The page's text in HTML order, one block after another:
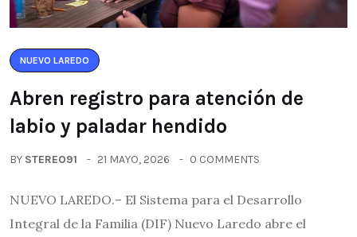
NUEVO LAREDO
Abren registro para atención de
labio y paladar hendido
BY STEREO91 21 MAYO, 2026 0 COMMENTS
NUEVO LAREDO.– El Sistema para el Desarrollo
Integral de la Familia (DIF) Nuevo Laredo abre el